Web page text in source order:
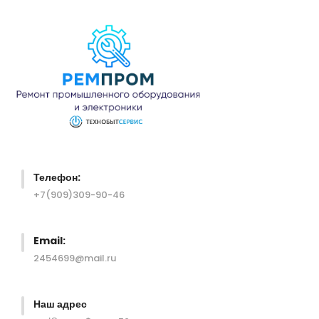
Телефон:
+7(909)309-90-46
Email:
2454699@mail.ru
Наш адрес